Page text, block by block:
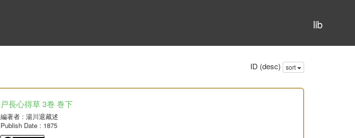
lib
ID (desc) sort
戸長心得草 3巻 巻下
編著者: 湯川退藏述
Publish Date: 1875